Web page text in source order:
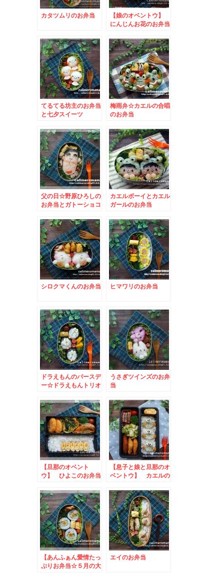
カタツムリのお弁当
【娘のオベントウ】
にんじんお花のお弁当
てるてる坊主のお弁当
と七夕スイーツ
梅雨弁☆カエルの合唱
のお弁当
父の日☆野原ひろしの
お弁当とガトーショコ
カエルボーイとカエル
ガールのお弁当
シロクマくんのお弁当 ヒマワリのお弁当
ドラえもんのバースデ
ー☆ドラえもんトリオ
うさぎツインズのお弁
当
【旦那のオベント
ウ】 ひよこのお弁当
【息子と娘と旦那のオ
ベントウ】 カエルの
【あんふぁん愛情たっ
ぷりお弁当☆５月の大
エイのお弁当